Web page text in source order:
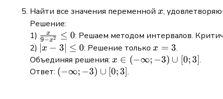
\cdot
\frac{1}
{2}
\cdot 12
= 2
Найти все значения переменной x
x,
Решение:
1) \frac{x}
{9-
x^{2}}
\leq 0
9−x2
x ≤ 0: Решаем методом интервалов.
2) |x-
3|
\leq
x − 3∣ ≤ 0: Решение толькоx
=
x = 3.
Объединяя решения: x \in
(-
x ∈ (−∞; −3) ∪ [0;3].
Ответ: (-
(−∞; −3) ∪ [0;3].